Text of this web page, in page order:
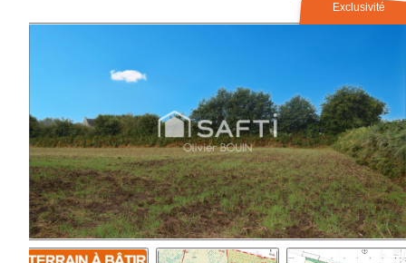
Exclusivité